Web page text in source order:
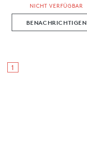
NICHT VERFÜGBAR
BENACHRICHTIGEN
1